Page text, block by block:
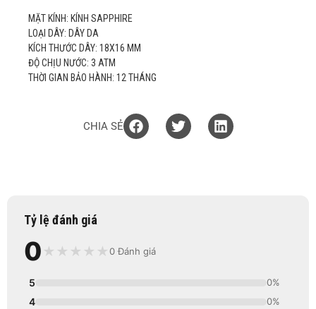
MẶT KÍNH: KÍNH SAPPHIRE
LOẠI DÂY: DÂY DA
KÍCH THƯỚC DÂY: 18X16 MM
ĐỘ CHỊU NƯỚC: 3 ATM
THỜI GIAN BẢO HÀNH: 12 THÁNG
CHIA SẺ
Tỷ lệ đánh giá
0 ★ ★ ★ ★ ★0 Đánh giá
5 0%
4 0%